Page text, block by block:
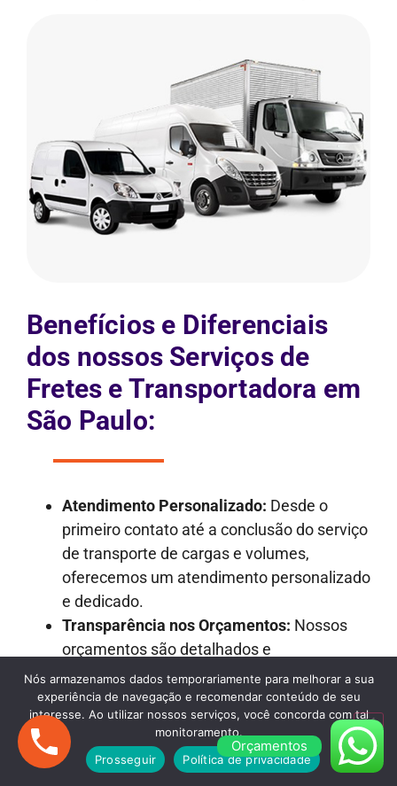
Benefícios e Diferenciais
dos nossos Serviços de
Fretes e Transportadora em
São Paulo:
Atendimento Personalizado: Desde o
primeiro contato até a conclusão do serviço
de transporte de cargas e volumes,
oferecemos um atendimento personalizado
e dedicado.
Transparência nos Orçamentos: Nossos
orçamentos são detalhados e
transparentes, garantindo que não haja
surpresas desagradáveis ao longo do
processo.
Frota Versátil:
Dispomos de uma frota
variada de veículos, incluindo caminhões de
Orçamentos
Nós armazenamos dados temporariamente para melhorar a sua
experiência de navegação e recomendar conteúdo de seu
interesse. Ao utilizar nossos serviços, você concorda com tal
monitoramento.
Prosseguir
Política de privacidade